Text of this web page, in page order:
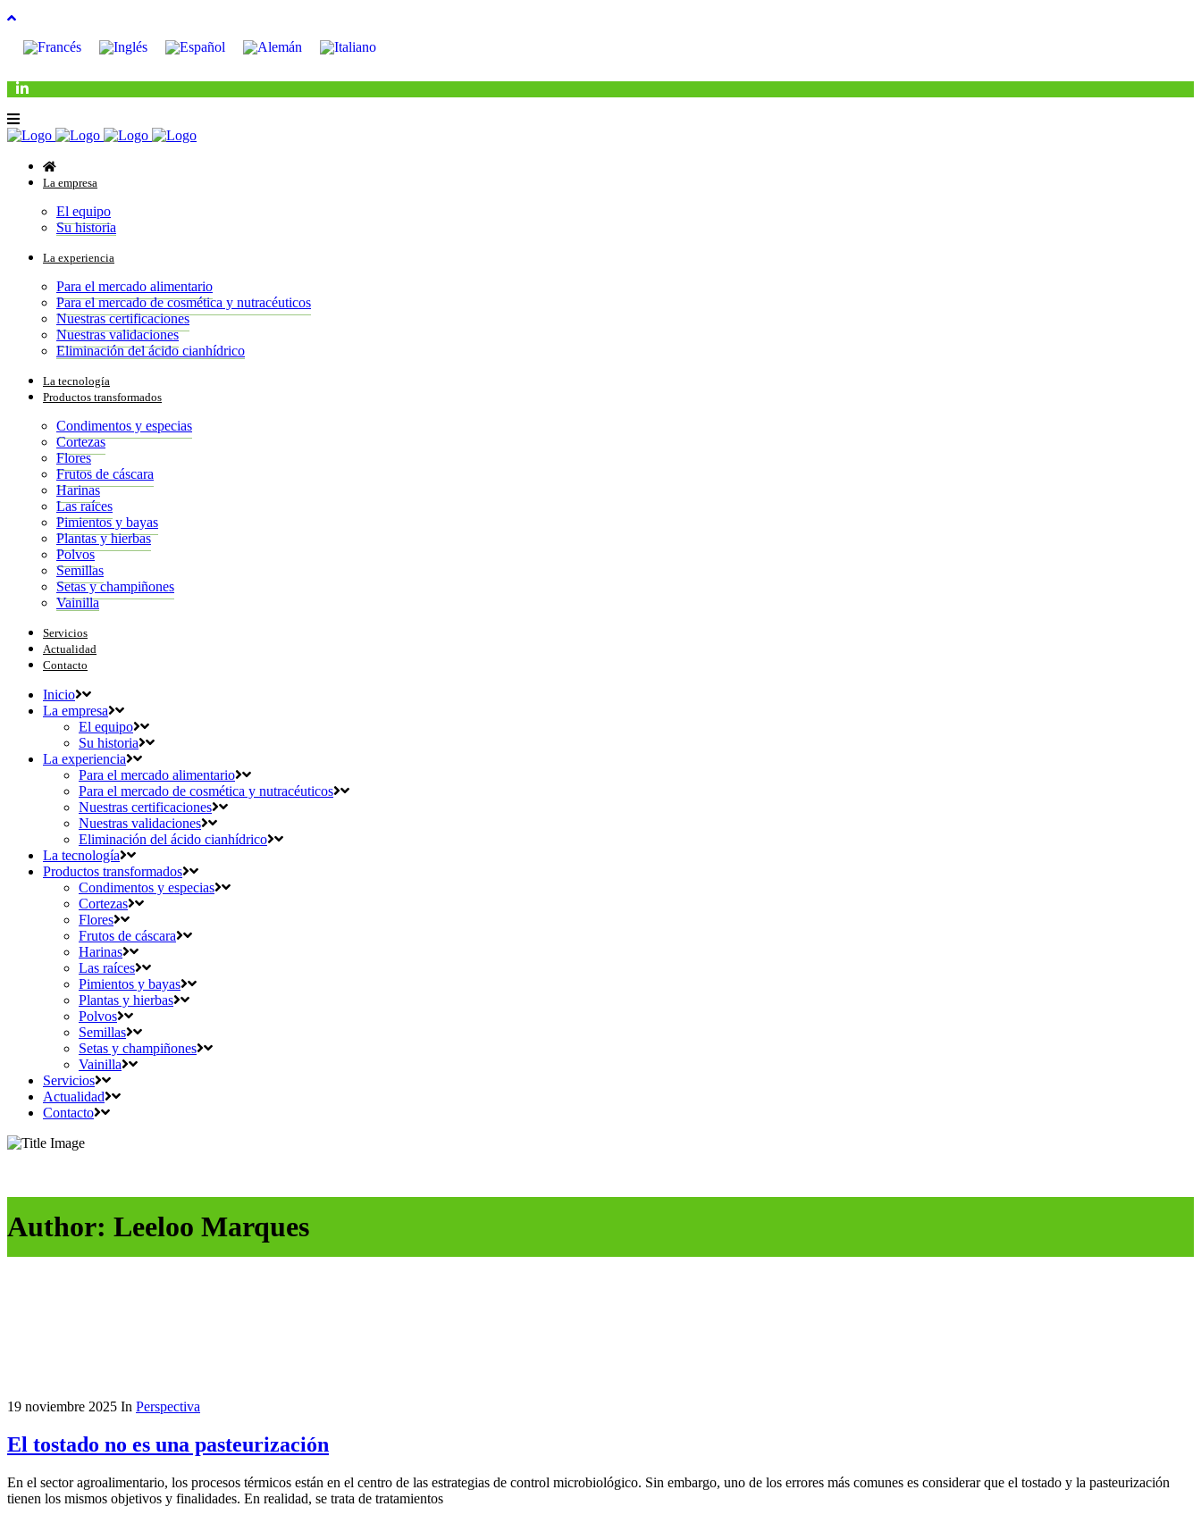
La empresa
El equipo
Su historia
La experiencia
Para el mercado alimentario
Para el mercado de cosmética y nutracéuticos
Nuestras certificaciones
Nuestras validaciones
Eliminación del ácido cianhídrico
La tecnología
Productos transformados
Condimentos y especias
Cortezas
Flores
Frutos de cáscara
Harinas
Las raíces
Pimientos y bayas
Plantas y hierbas
Polvos
Semillas
Setas y champiñones
Vainilla
Servicios
Actualidad
Contacto
Inicio
La empresa
El equipo
Su historia
La experiencia
Para el mercado alimentario
Para el mercado de cosmética y nutracéuticos
Nuestras certificaciones
Nuestras validaciones
Eliminación del ácido cianhídrico
La tecnología
Productos transformados
Condimentos y especias
Cortezas
Flores
Frutos de cáscara
Harinas
Las raíces
Pimientos y bayas
Plantas y hierbas
Polvos
Semillas
Setas y champiñones
Vainilla
Servicios
Actualidad
Contacto
Author: Leeloo Marques
19 noviembre 2025 In Perspectiva
El tostado no es una pasteurización
En el sector agroalimentario, los procesos térmicos están en el centro de las estrategias de control microbiológico. Sin embargo, uno de los errores más comunes es considerar que el tostado y la pasteurización
tienen los mismos objetivos y finalidades. En realidad, se trata de tratamientos